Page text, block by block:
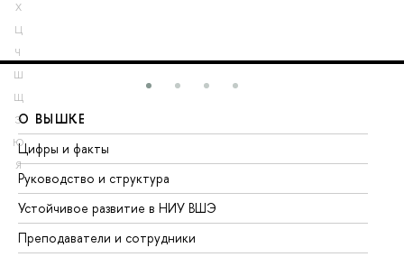
Х
Ц
Ч
Ш
Щ
Э
Ю
Я
О ВЫШКЕ
Цифры и факты
Руководство и структура
Устойчивое развитие в НИУ ВШЭ
Преподаватели и сотрудники